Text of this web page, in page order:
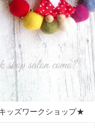
ッズワークショップ★